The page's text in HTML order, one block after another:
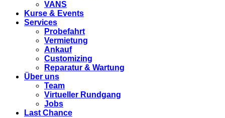
VANS
Kurse & Events
Services
Probefahrt
Vermietung
Ankauf
Customizing
Reparatur & Wartung
Über uns
Team
Virtueller Rundgang
Jobs
Last Chance